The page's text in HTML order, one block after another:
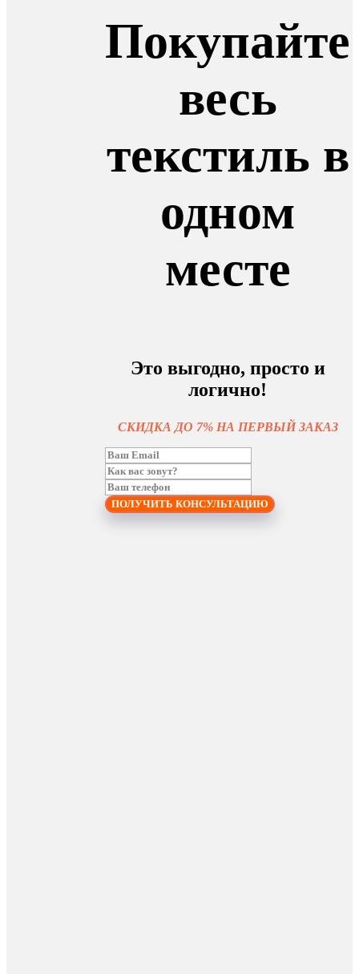
Покупайте
весь
текстиль в
одном
месте
Это выгодно, просто и
логично!
СКИДКА ДО 7% НА ПЕРВЫЙ ЗАКАЗ
ПОЛУЧИТЬ КОНСУЛЬТАЦИЮ